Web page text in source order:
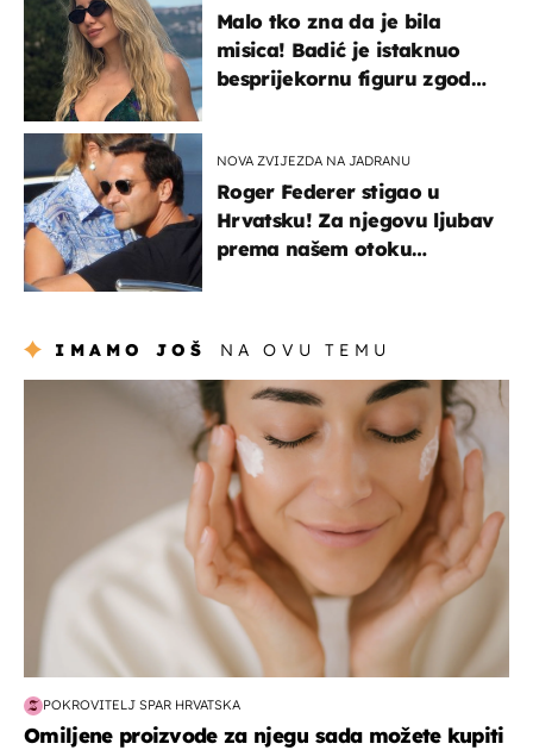
Malo tko zna da je bila
misica! Badić je istaknuo
besprijekornu figuru zgodne
NOVA ZVIJEZDA NA JADRANU
Roger Federer stigao u
Hrvatsku! Za njegovu ljubav
prema našem otoku
IMAMO JOŠ NA OVU TEMU
moda & ljepota
POKROVITELJ SPAR HRVATSKA
Omiljene proizvode za njegu sada možete kupiti